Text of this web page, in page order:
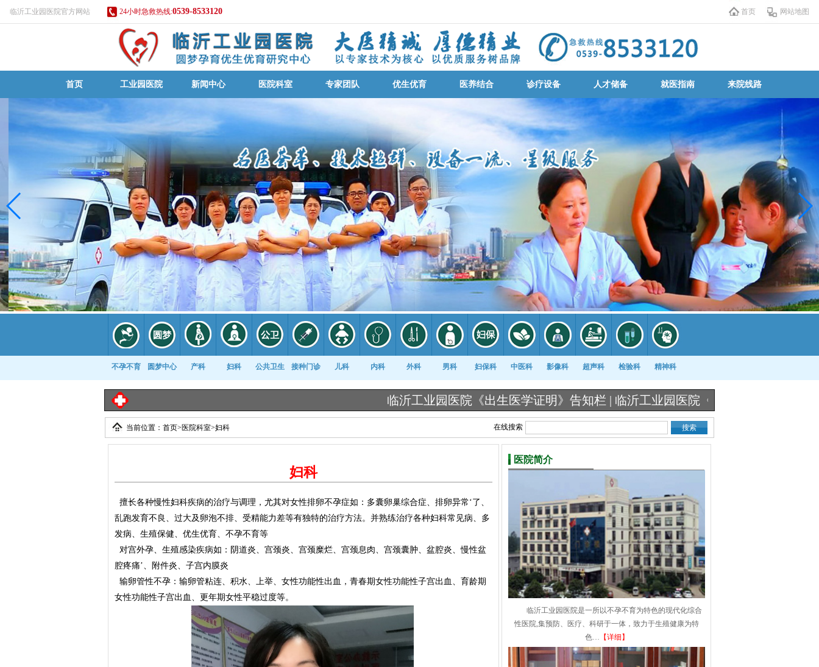
临沂工业园医院官方网站 24小时急救热线:0539-8533120 首页 网站地图
首页 工业园医院 新闻中心 医院科室 专家团队 优生优育 医养结合 诊疗设备 人才储备 就医指南 来院线路
不孕不育 圆梦中心 产科 妇科 公共卫生 接种门诊 儿科 内科 外科 男科 妇保科 中医科 影像科 超声科 检验科 精神科
康复科
临沂工业园医院《出生医学证明》告知栏 |临沂工业园医院《出生医学证明》办理流程
当前位置： 首页> 医院科室>妇科 在线搜索
妇科
擅长各种慢性妇科疾病的治疗与调理，尤其对女性排卵不孕症如：多囊卵巢综合症、排卵异常‘了、
乱跑发育不良、过大及卵泡不排、受精能力差等有独特的治疗方法。并熟练治疗各种妇科常见病、多
发病、生殖保健、优生优育、不孕不育等
对宫外孕、生殖感染疾病如：阴道炎、宫颈炎、宫颈糜烂、宫颈息肉、宫颈囊肿、盆腔炎、慢性盆
腔疼痛’、附件炎、子宫内膜炎
输卵管性不孕：输卵管粘连、积水、上举、女性功能性出血，青春期女性功能性子宫出血、育龄期
女性功能性子宫出血、更年期女性平稳过度等。
医院简介
临沂工业园医院是一所以不孕不育为特色的现代化综合
性医院,集预防、医疗、科研于一体，致力于生殖健康为特
色… 【详细】